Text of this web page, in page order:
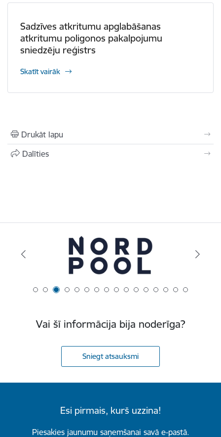
Sadzīves atkritumu apglabāšanas
atkritumu poligonos pakalpojumu
sniedzēju reģistrs
Skatīt vairāk
Drukāt lapu
Dalīties
Vai šī informācija bija noderīga?
Sniegt atsauksmi
Esi pirmais, kurš uzzina!
Piesakies jaunumu saņemšanai savā e-pastā.